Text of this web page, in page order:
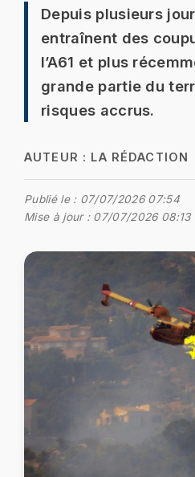
Depuis plusieurs
entraînent des
l’A61 et plus
grande partie du
risques accrus.
AUTEUR : LA RÉDACTION
Publié le : 07/07/2026 07:54
Mise à jour : 07/07/2026 08:13